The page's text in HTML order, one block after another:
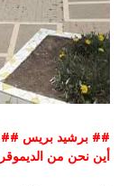
## برشيد بريس ##
أين نحن من